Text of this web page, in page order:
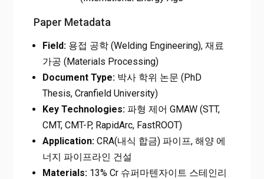
Paper Metadata
Field:용접 공학 (Welding Engineering), 재료
가공 (Materials Processing)
Document Type:박사 학위 논문 (PhD
Thesis, Cranfield University)
Key Technologies:파형 제어 GMAW (STT,
CMT, CMT-P, RapidArc, FastROOT)
Application:CRA(내식 합금) 파이프, 해양 에
너지 파이프라인 건설
Materials:13% Cr 슈퍼마텐자이트 스테인리